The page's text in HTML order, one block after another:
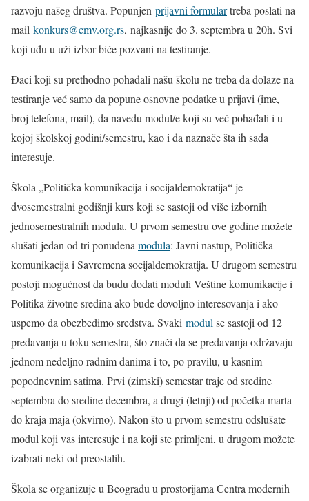
razvoju našeg društva. Popunjen prijavni formulartreba poslati na
mail konkurs@cmv.org.rs, najkasnije do 3. septembra u 20h. Svi
koji uđu u uži izbor biće pozvani na testiranje.
Đaci koji su prethodno pohađali našu školu ne treba da dolaze na
testiranje već samo da popune osnovne podatke u prijavi (ime,
broj telefona, mail), da navedu modul/e koji su već pohađali i u
kojoj školskoj godini/semestru, kao i da naznače šta ih sada
interesuje.
Škola „Politička komunikacija i socijaldemokratija“ je
dvosemestralni godišnji kurs koji se sastoji od više izbornih
jednosemestralnih modula. U prvom semestru ove godine možete
slušati jedan od tri ponuđena modula: Javni nastup, Politička
komunikacija i Savremena socijaldemokratija. U drugom semestru
postoji mogućnost da budu dodati moduli Veštine komunikacije i
Politika životne sredina ako bude dovoljno interesovanja i ako
uspemo da obezbedimo sredstva. Svaki modul se sastoji od 12
predavanja u toku semestra, što znači da se predavanja održavaju
jednom nedeljno radnim danima i to, po pravilu, u kasnim
popodnevnim satima. Prvi (zimski) semestar traje od sredine
septembra do sredine decembra, a drugi (letnji) od početka marta
do kraja maja (okvirno). Nakon što u prvom semestru odslušate
modul koji vas interesuje i na koji ste primljeni, u drugom možete
izabrati neki od preostalih.
Škola se organizuje u Beogradu u prostorijama Centra modernih